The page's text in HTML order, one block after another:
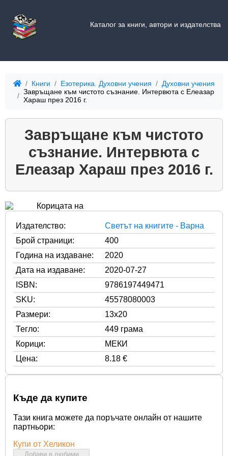
Каталог за книги, автори и издателства
Книги Езотерика. Духовни учения
Духовни учения
Завръщане към чистото съзнание. Интервюта с Елеазар
Хараш през 2016 г.
Завръщане към чистото
съзнание. Интервюта с
Елеазар Хараш през 2016 г.
Издателство:
Светът на книгите - Варна
Брой страници:
400
Година на издаване:
2020
Дата на издаване:
2020-07-27
ISBN:
9786197449471
SKU:
45578080003
Размери:
13x20
Тегло:
449 грама
Корици:
МЕКИ
Цена:
8.18 €
Къде да купите
Тази книга можете да поръчате онлайн от нашите
партньори:
Купи от Хеликон
Добави в любими